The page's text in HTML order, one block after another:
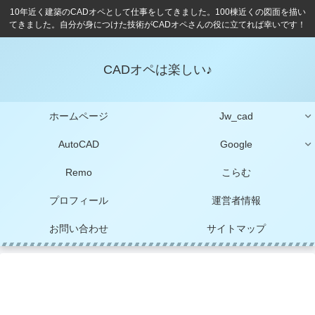
10年近く建築のCADオペとして仕事をしてきました。100棟近くの図面を描い
てきました。自分が身につけた技術がCADオペさんの役に立てれば幸いです！
CADオペは楽しい♪
ホームページ Jw_cad
AutoCAD Google
Remo こらむ
プロフィール 運営者情報
お問い合わせ サイトマップ